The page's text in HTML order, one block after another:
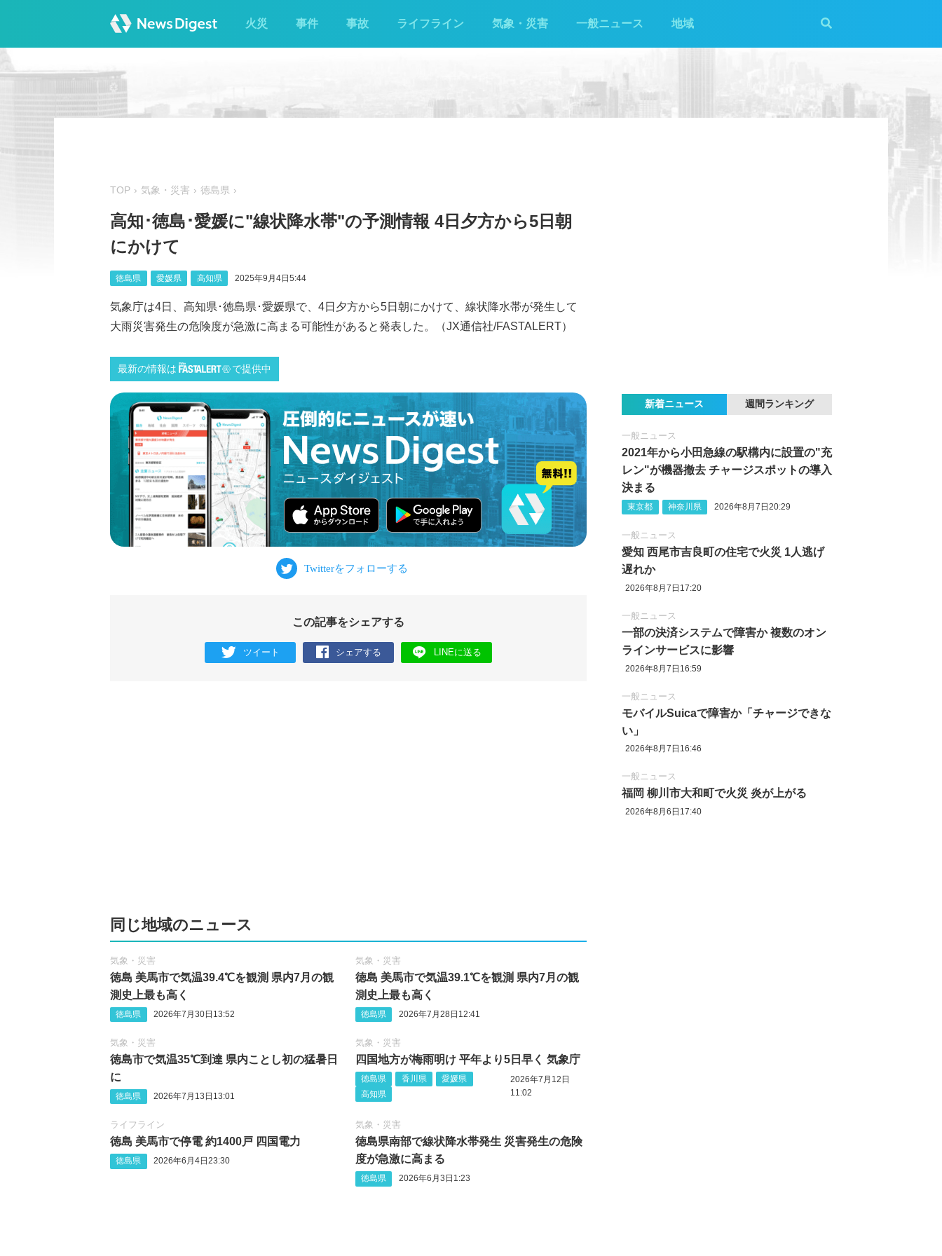
火災 事件 事故 ライフライン 気象・災害 一般ニュース 地域
TOP 気象・災害 徳島県
高知･徳島･愛媛に"線状降水帯"の予測情報 4日夕方から5日朝
にかけて
徳島県 愛媛県 高知県 2025年9月4日5:44
気象庁は4日、高知県･徳島県･愛媛県で、4日夕方から5日朝にかけて、線状降水帯が発生して
大雨災害発生の危険度が急激に高まる可能性があると発表した。（JX通信社/FASTALERT）
最新の情報は で提供中
この記事をシェアする
ツイート シェアする LINEに送る
同じ地域のニュース
気象・災害
徳島 美馬市で気温39.4℃を観測 県内7月の観
測史上最も高く
徳島県 2026年7月30日13:52
気象・災害
徳島 美馬市で気温39.1℃を観測 県内7月の観
測史上最も高く
徳島県 2026年7月28日12:41
気象・災害
徳島市で気温35℃到達 県内ことし初の猛暑日
に
徳島県 2026年7月13日13:01
気象・災害
四国地方が梅雨明け 平年より5日早く 気象庁
徳島県 香川県
愛媛県
高知県
2026年7月12日
11:02
ライフライン
徳島 美馬市で停電 約1400戸 四国電力
徳島県 2026年6月4日23:30
気象・災害
徳島県南部で線状降水帯発生 災害発生の危険
度が急激に高まる
徳島県 2026年6月3日1:23
新着ニュース 週間ランキング
一般ニュース
2021年から小田急線の駅構内に設置の"充
レン"が機器撤去 チャージスポットの導入
決まる
東京都 神奈川県 2026年8月7日20:29
一般ニュース
愛知 西尾市吉良町の住宅で火災 1人逃げ
遅れか
2026年8月7日17:20
一般ニュース
一部の決済システムで障害か 複数のオン
ラインサービスに影響
2026年8月7日16:59
一般ニュース
モバイルSuicaで障害か「チャージできな
い」
2026年8月7日16:46
一般ニュース
福岡 柳川市大和町で火災 炎が上がる
2026年8月6日17:40